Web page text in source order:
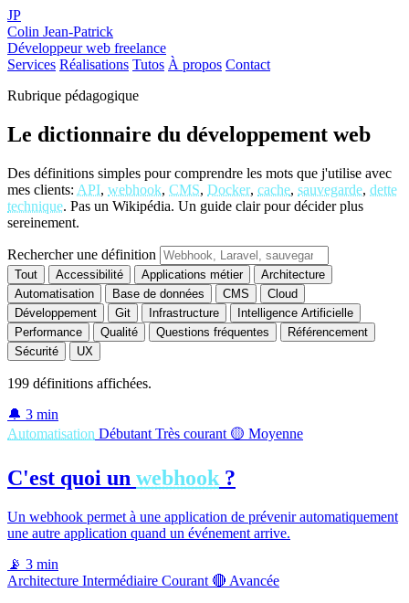
JP
Colin Jean-Patrick
Développeur web freelance
Services Réalisations Tutos À propos Contact
Rubrique pédagogique
Le dictionnaire du développement web
Des définitions simples pour comprendre les mots que j'utilise avec
mes clients: API, webhook, CMS, Docker, cache, sauvegarde, dette
technique. Pas un Wikipédia. Un guide clair pour décider plus
sereinement.
Rechercher une définition
Tout Accessibilité Applications métier
Architecture
Automatisation
Base de données CMS
Cloud
Développement
Git Infrastructure
Intelligence Artificielle
Performance
Qualité Questions fréquentes
Référencement
Sécurité
UX
199 définitions affichées.
🔔 3 min
Automatisation Débutant Très courant 🟡 Moyenne
C'est quoi un webhook ?
Un webhook permet à une application de prévenir automatiquement
une autre application quand un événement arrive.
📡 3 min
Architecture Intermédiaire Courant 🔴 Avancée